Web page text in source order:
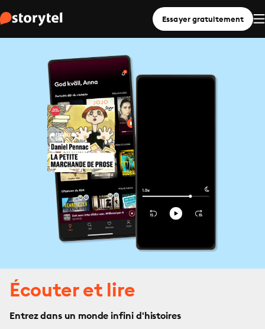
Essayer gratuitement
Écouter et lire
Entrez dans un monde infini d'histoires